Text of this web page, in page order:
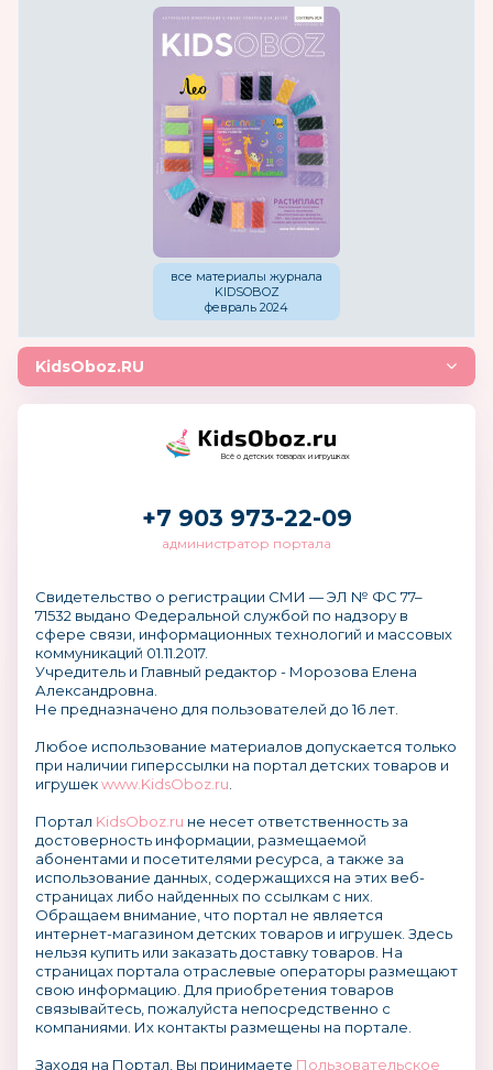
все материалы журнала
KIDSOBOZ
февраль 2024
KidsOboz.RU
Всё о детских товарах и игрушках
+7 903 973-22-09
администратор портала
Свидетельство о регистрации СМИ — ЭЛ № ФС 77–
71532 выдано Федеральной службой по надзору в
сфере связи, информационных технологий и массовых
коммуникаций 01.11.2017.
Учредитель и Главный редактор - Морозова Елена
Александровна.
Не предназначено для пользователей до 16 лет.
Любое использование материалов допускается только
при наличии гиперссылки на портал детских товаров и
игрушекwww.KidsOboz.ru
Портал KidsOboz.ru не несет ответственность за
достоверность информации, размещаемой
абонентами и посетителями ресурса, а также за
использование данных, содержащихся на этих веб-
страницах либо найденных по ссылкам с них.
Обращаем внимание, что портал не является
интернет-магазином детских товаров и игрушек. Здесь
нельзя купить или заказать доставку товаров. На
страницах портала отраслевые операторы размещают
свою информацию. Для приобретения товаров
связывайтесь, пожалуйста непосредственно с
компаниями. Их контакты размещены на портале.
Заходя на Портал, Вы принимаете Пользовательское